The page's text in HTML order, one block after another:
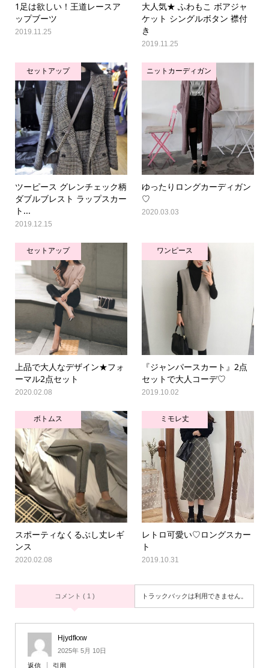
1足は欲しい！王道レースア
ップブーツ
2019.11.25
大人気★ ふわもこ ボアジャ
ケット シングルボタン 襟付
き
2019.11.25
セットアップ
ツーピース グレンチェック柄
ダブルブレスト ラップスカー
ト...
2019.12.15
ニットカーディガン
ゆったりロングカーディガン
♡
2020.03.03
セットアップ
上品で大人なデザイン★フォ
ーマル2点セット
2020.02.08
ワンピース
『ジャンパースカート』2点
セットで大人コーデ♡
2019.10.02
ボトムス
スポーティなくるぶし丈レギ
ンス
2020.02.08
ミモレ丈
レトロ可愛い♡ロングスカー
ト
2019.10.31
コメント ( 1 ) トラックバックは利用できません。
Hjydfkxw
2025年 5月 10日
返信 引用